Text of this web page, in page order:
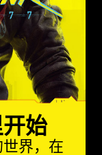
始
世界，在